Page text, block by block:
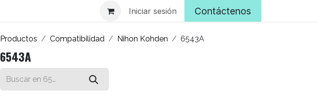
Iniciar sesión Contáctenos
Productos Compatibilidad Nihon Kohden 6543A
6543A